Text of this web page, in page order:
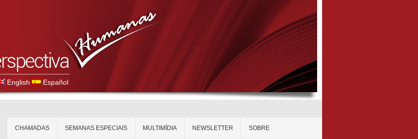
English Español
CHAMADAS SEMANAS ESPECIAIS MULTIMÍDIA NEWSLETTER SOBRE